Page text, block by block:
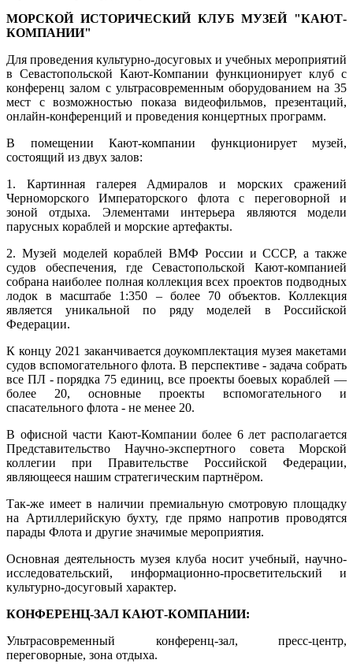
МОРСКОЙ ИСТОРИЧЕСКИЙ КЛУБ МУЗЕЙ "КАЮТ-
КОМПАНИИ"
Для проведения культурно-досуговых и учебных мероприятий
в Севастопольской Кают-Компании функционирует клуб с
конференц залом с ультрасовременным оборудованием на 35
мест с возможностью показа видеофильмов, презентаций,
онлайн-конференций и проведения концертных программ.
В помещении Кают-компании функционирует музей,
состоящий из двух залов:
1. Картинная галерея Адмиралов и морских сражений
Черноморского Императорского флота с переговорной и
зоной отдыха. Элементами интерьера являются модели
парусных кораблей и морские артефакты.
2. Музей моделей кораблей ВМФ России и СССР, а также
судов обеспечения, где Севастопольской Кают-компанией
собрана наиболее полная коллекция всех проектов подводных
лодок в масштабе 1:350 – более 70 объектов. Коллекция
является уникальной по ряду моделей в Российской
Федерации.
К концу 2021 заканчивается доукомплектация музея макетами
судов вспомогательного флота. В перспективе - задача собрать
все ПЛ - порядка 75 единиц, все проекты боевых кораблей —
более 20, основные проекты вспомогательного и
спасательного флота - не менее 20.
В офисной части Кают-Компании более 6 лет располагается
Представительство Научно-экспертного совета Морской
коллегии при Правительстве Российской Федерации,
являющееся нашим стратегическим партнёром.
Так-же имеет в наличии премиальную смотровую площадку
на Артиллерийскую бухту, где прямо напротив проводятся
парады Флота и другие значимые мероприятия.
Основная деятельность музея клуба носит учебный, научно-
исследовательский, информационно-просветительский и
культурно-досуговый характер.
КОНФЕРЕНЦ-ЗАЛ КАЮТ-КОМПАНИИ:
Ультрасовременный конференц-зал, пресс-центр,
переговорные, зона отдыха.